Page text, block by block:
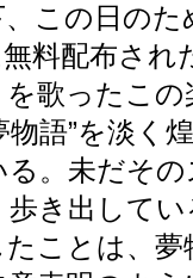
この日の
料配布され
歌ったこの
語”を淡く
。未だそ
き出して
ことは、夢